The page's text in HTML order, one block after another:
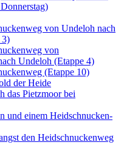
von Undeloh nach
3)
von
Undeloh (Etappe 4)
(Etappe 10)
der Heide
das Pietzmoor bei
und einem Heidschnucken-
den Heidschnuckenweg